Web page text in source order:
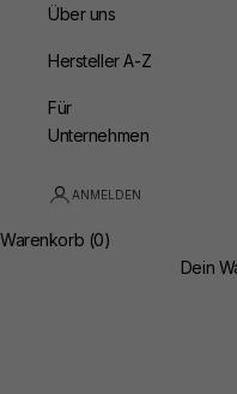
Über uns
Hersteller A-Z
Für
Unternehmen
ANMELDEN
Warenkorb (0)
Dein